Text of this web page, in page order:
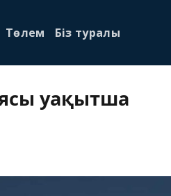
Төлем Біз туралы
уақытша